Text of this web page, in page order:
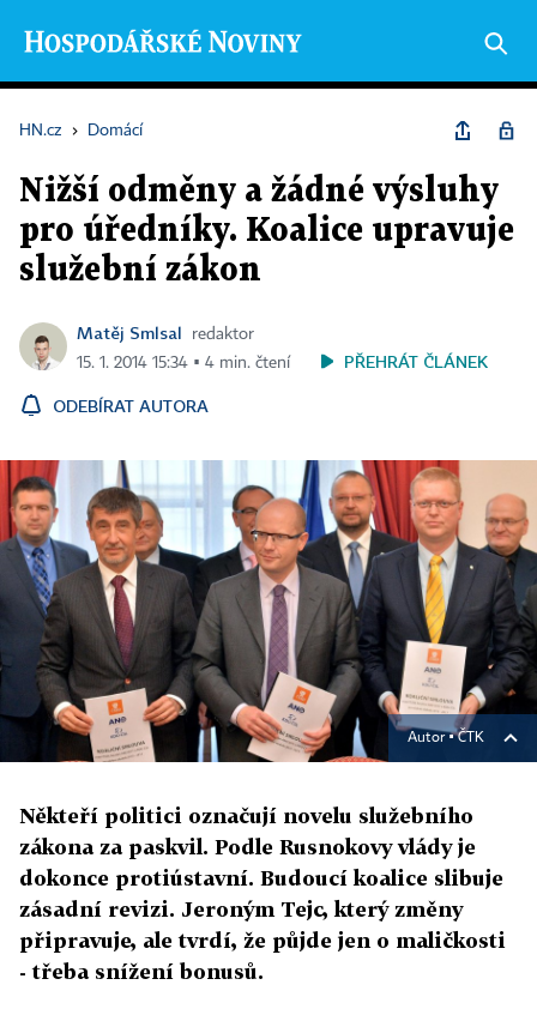
HN.cz › Domácí
Nižší odměny a žádné výsluhy
pro úředníky. Koalice upravuje
služební zákon
Matěj Smlsal
redaktor
15. 1. 2014 15:34 ▪ 4 min. čtení
PŘEHRÁT ČLÁNEK
ODEBÍRAT AUTORA
Autor ▪ČTK
Někteří politici označují novelu služebního
zákona za paskvil. Podle Rusnokovy vlády je
dokonce protiústavní. Budoucí koalice slibuje
zásadní revizi. Jeroným Tejc, který změny
připravuje, ale tvrdí, že půjde jen o maličkosti
- třeba snížení bonusů.